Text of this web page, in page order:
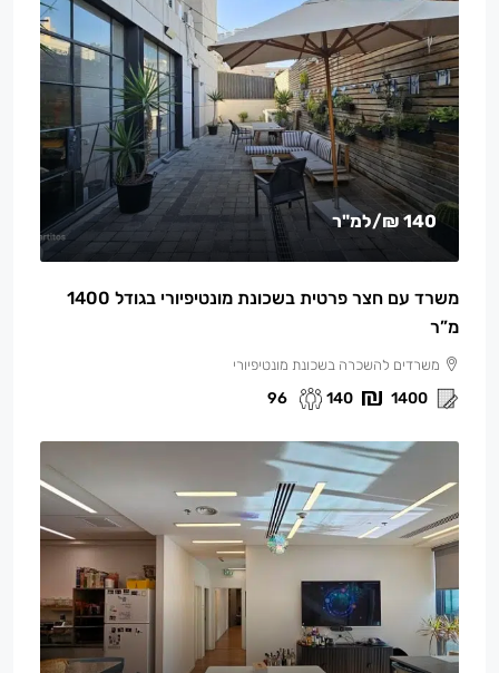
140 ₪ /למ"ר
משרד עם חצר פרטית בשכונת מונטיפיורי בגודל 1400
מ”ר
משרדים להשכרה בשכונת מונטיפיורי
1400
140
96